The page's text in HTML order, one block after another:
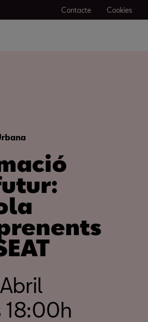
Contacte Cookies
18:00h